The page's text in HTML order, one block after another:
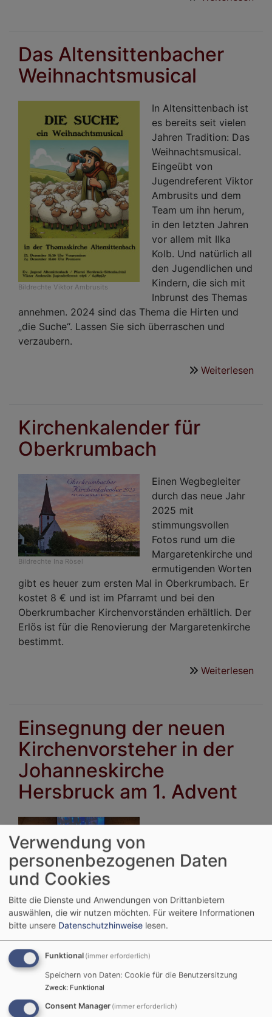
Das Altensittenbacher
Weihnachtsmusical
Bildrechte Viktor Ambrusits
In Altensittenbach ist
es bereits seit vielen
Jahren Tradition: Das
Weihnachtsmusical.
Eingeübt von
Jugendreferent Viktor
Ambrusits und dem
Team um ihn herum,
in den letzten Jahren
vor allem mit Ilka
Kolb. Und natürlich all
den Jugendlichen und
Kindern, die sich mit
Inbrunst des Themas
annehmen. 2024 sind das Thema die Hirten und
„die Suche“. Lassen Sie sich überraschen und
verzaubern.
Weiterlesen
Kirchenkalender für
Oberkrumbach
Bildrechte Ina Rösel
Einen Wegbegleiter
durch das neue Jahr
2025 mit
stimmungsvollen
Fotos rund um die
Margaretenkirche und
ermutigenden Worten
gibt es heuer zum ersten Mal in Oberkrumbach. Er
kostet 8 € und ist im Pfarramt und bei den
Oberkrumbacher Kirchenvorständen erhältlich. Der
Erlös ist für die Renovierung der Margaretenkirche
bestimmt.
Weiterlesen
Einsegnung der neuen
Kirchenvorsteher in der
Johanneskirche
Hersbruck am 1. Advent
Bildrechte Beate Kleinlein
Kirchenvorstand für die Periode 2024 - 2030
Verabschiedung der bisherigen
Kirchenvorstände und Einführung der neuen
Kirchenvorsteher in der Johanneskirche
Hersbruck am 1. Advent
Verwendung von
personenbezogenen Daten
und Cookies
Bitte die Dienste und Anwendungen von Drittanbietern
auswählen, die wir nutzen möchten. Für weitere Informationen
bitte unsere Datenschutzhinweise lesen.
Funktional (immer erforderlich)
Speichern von Daten: Cookie für die Benutzersitzung
Zweck: Funktional
Consent Manager (immer erforderlich)